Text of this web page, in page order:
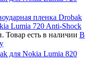
пленка Drobak
Lumia 720 Anti-Shock
Товар есть в наличии В
для Nokia Lumia 820